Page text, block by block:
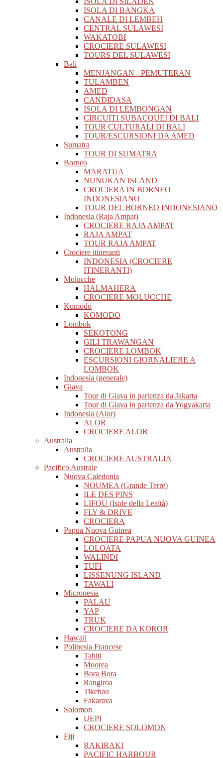
ISOLA DI BANGKA
CANALE DI LEMBEH
CENTRAL SULAWESI
WAKATOBI
CROCIERE SULAWESI
TOURS DEL SULAWESI
Bali
MENJANGAN - PEMUTERAN
TULAMBEN
AMED
CANDIDASA
ISOLA DI LEMBONGAN
CIRCUITI SUBACQUEI DI BALI
TOUR CULTURALI DI BALI
TOUR/ESCURSIONI DA AMED
Sumatra
TOUR DI SUMATRA
Borneo
MARATUA
NUNUKAN ISLAND
CROCIERA IN BORNEO
INDONESIANO
TOUR DEL BORNEO INDONESIANO
Indonesia (Raja Ampat)
CROCIERE RAJA AMPAT
RAJA AMPAT
TOUR RAJA AMPAT
Crociere itineranti
INDONESIA (CROCIERE
ITINERANTI)
Molucche
HALMAHERA
CROCIERE MOLUCCHE
Komodo
KOMODO
Lombok
SEKOTONG
GILI TRAWANGAN
CROCIERE LOMBOK
ESCURSIONI GIORNALIERE A
LOMBOK
Indonesia (generale)
Giava
Tour di Giava in partenza da Jakarta
Tour di Giava in partenza da Yogyakarta
Indonesia (Alor)
ALOR
CROCIERE ALOR
Australia
Australia
CROCIERE AUSTRALIA
Pacifico Australe
Nuova Caledonia
NOUMEA (Grande Terre)
ILE DES PINS
LIFOU (Isole della Lealtà)
FLY & DRIVE
CROCIERA
Papua Nuova Guinea
CROCIERE PAPUA NUOVA GUINEA
LOLOATA
WALINDI
TUFI
LISSENUNG ISLAND
TAWALI
Micronesia
PALAU
YAP
TRUK
CROCIERE DA KOROR
Hawaii
Polinesia Francese
Tahiti
Moorea
Bora Bora
Rangiroa
Tikehau
Fakarava
Solomon
UEPI
CROCIERE SOLOMON
Fiji
RAKIRAKI
PACIFIC HARBOUR